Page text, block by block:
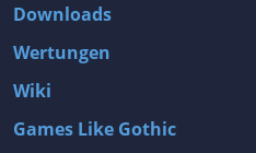
Downloads
Wertungen
Wiki
Games Like Gothic